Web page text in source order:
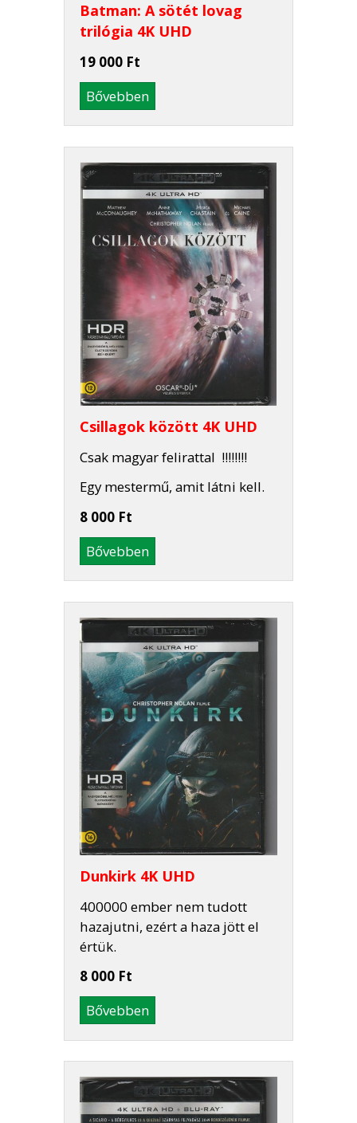
Batman: A sötét lovag
trilógia 4K UHD
19 000 Ft
Bővebben
Csillagok között 4K UHD
Csak magyar felirattal !!!!!!!!
Egy mestermű, amit látni kell.
8 000 Ft
Bővebben
Dunkirk 4K UHD
400000 ember nem tudott
hazajutni, ezért a haza jött el
értük.
8 000 Ft
Bővebben